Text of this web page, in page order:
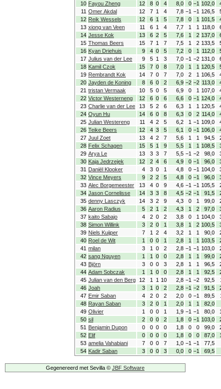
10 Fayou Zheng 12 8 0 4 8,0 0 −1 102,0
11 Omer Akdal 12 7 1 4 7,8 −1 −1 126,5
12 Reik Wessels 12 6 1 5 7,8 0 1 101,5
13 xiong van Veen 11 6 1 4 7,7 1 1 118,0
14 Jesse Kok 13 6 2 5 7,6 1 2 137,0
15 Thomas Beers 15 7 1 7 7,5 1 2 133,5
16 Kyan Driehuis 9 4 0 5 7,2 0 1 112,0
17 Julius van der Lee 9 5 1 3 7,0 −1 −2 131,0
18 Kamil Czok 15 7 0 8 7,0 1 1 120,5
19 Rembrandt Kok 14 7 0 7 7,0 2 1 106,5
20 Jayden de Koning 8 6 0 2 6,9 −2 −2 113,0
21 tristan Vermaak 10 5 0 5 6,9 0 1 107,0
22 Victor Westerneng 12 6 0 6 6,6 0 −1 124,0
23 Charlie van der Lee 13 5 2 6 6,3 1 1 120,5
24 Oyun Hu 14 6 0 8 6,3 0 2 114,0
25 Julian Westereng 11 4 2 5 6,2 1 −1 109,0
26 Teike Beers 12 4 3 5 6,1 0 −1 106,0
27 Juul Zoet 13 4 2 7 5,6 1 1 94,5
28 Felix Schagen 15 5 1 9 5,5 1 1 108,5
29 Arya Le 13 3 3 7 5,5 −1 −2 98,0
30 Kaja Jedrzejek 12 2 4 6 4,9 0 −1 96,0
31 Daniël Klooker 4 3 0 1 4,8 0 −1 104,0
32 Vince Meyers 9 2 2 5 4,8 0 −1 96,0
33 Alec Borgemeester 13 4 0 9 4,6 −1 −1 105,5
34 Jason Cornelisse 14 3 3 8 4,5 −2 −1 91,5
35 denny Lasczyk 14 3 2 9 4,3 0 1 99,0
36 Aaron Radius 5 2 1 2 4,3 1 2 97,0
37 kaito Sabajo 4 2 0 2 3,8 0 1 104,0
38 Simon Willink 3 2 0 1 3,8 1 2 100,5
39 Niels Kuijper 7 1 2 4 3,2 1 1 90,0
40 Roel de Wit 1 0 0 1 2,8 1 1 103,5
41 milan 3 1 0 2 2,8 −1 −1 103,0
42 sang Nguyen 1 1 0 0 2,8 1 1 99,0
43 Björn 3 0 0 3 2,8 1 1 96,5
44 Adam Sobczak 1 1 0 0 2,8 1 1 92,5
45 Julian van den Berg 12 1 1 10 2,8 −1 −2 92,5
46 Joah 3 1 0 2 2,8 −1 −2 91,5
47 Emir Saban 4 2 0 2 2,0 0 −1 89,5
48 Rayan Saban 3 2 0 1 2,0 1 1
82,0
49 Olivier 1 0 0 1 1,9 −1 −1 80,0
50 sil 2 0 0 2 1,8 0 −1 103,0
51 Benjamin Dupon 0 0 0 0 1,8 0 0 99,0
52 Elif 0 0 0 0 1,8 0 0 87,0
53 amelia Vahabiani 7 0 0 7 1,0 −1 −1
77,5
54 Kadir Saban 3 0 0 3 0,0 0 −1 69,5
Gegenereerd met Sevilla © JBF Software